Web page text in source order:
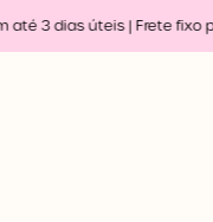
até 3 dias úteis | Frete fixo